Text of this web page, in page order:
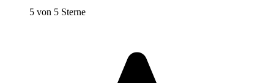
5 von 5 Sterne